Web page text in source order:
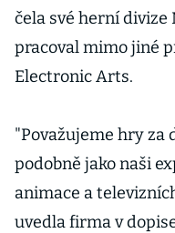
čela své herní
pracoval mimo jiné
Electronic Arts.
"Považujeme hry za
podobně jako naši
animace a
uvedla firma v